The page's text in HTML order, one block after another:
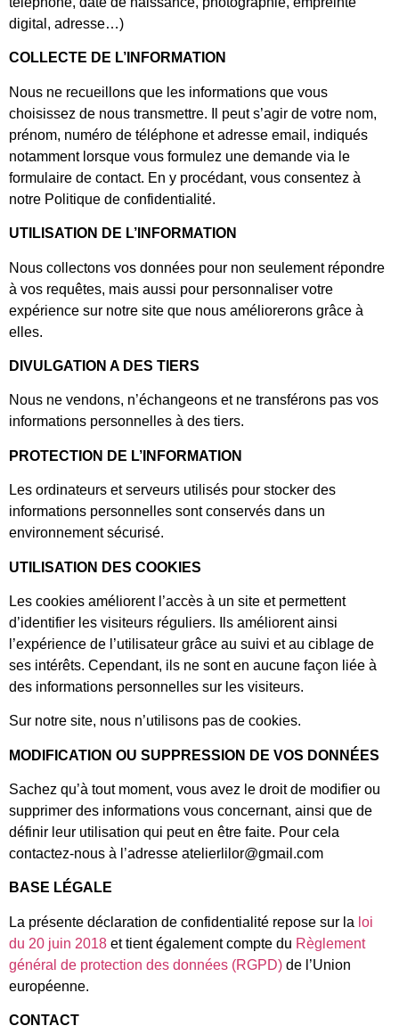
digital, adresse…)
COLLECTE DE L’INFORMATION
Nous ne recueillons que les informations que vous
choisissez de nous transmettre. Il peut s’agir de votre nom,
prénom, numéro de téléphone et adresse email, indiqués
notamment lorsque vous formulez une demande via le
formulaire de contact. En y procédant, vous consentez à
notre Politique de confidentialité.
UTILISATION DE L’INFORMATION
Nous collectons vos données pour non seulement répondre
à vos requêtes, mais aussi pour personnaliser votre
expérience sur notre site que nous améliorerons grâce à
elles.
DIVULGATION A DES TIERS
Nous ne vendons, n’échangeons et ne transférons pas vos
informations personnelles à des tiers.
PROTECTION DE L’INFORMATION
Les ordinateurs et serveurs utilisés pour stocker des
informations personnelles sont conservés dans un
environnement sécurisé.
UTILISATION DES COOKIES
Les cookies améliorent l’accès à un site et permettent
d’identifier les visiteurs réguliers. Ils améliorent ainsi
l’expérience de l’utilisateur grâce au suivi et au ciblage de
ses intérêts. Cependant, ils ne sont en aucune façon liée à
des informations personnelles sur les visiteurs.
Sur notre site, nous n’utilisons pas de cookies.
MODIFICATION OU SUPPRESSION DE VOS DONNÉES
Sachez qu’à tout moment, vous avez le droit de modifier ou
supprimer des informations vous concernant, ainsi que de
définir leur utilisation qui peut en être faite. Pour cela
contactez-nous à l’adresse atelierlilor@gmail.com
BASE LÉGALE
La présente déclaration de confidentialité repose sur la loi
du 20 juin 2018 et tient également compte du Règlement
général de protection des données (RGPD) de l’Union
européenne.
CONTACT